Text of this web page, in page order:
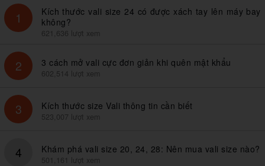
1
Kích thước vali size 24 có được xách tay lên máy bay
không?
621,636 lượt xem
2 3 cách mở vali cực đơn giản khi quên mật khẩu
602,514 lượt xem
3 Kích thước size Vali thông tin cần biết
523,007 lượt xem
4 Khám phá vali size 20, 24, 28: Nên mua vali size nào?
501,161 lượt xem